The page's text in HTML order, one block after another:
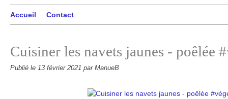
Accueil Contact
Cuisiner les navets jaunes - poêlée
Publié le 13 février 2021 par ManueB